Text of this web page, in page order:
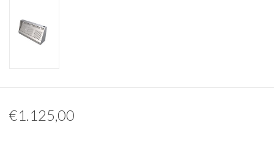
€1.125,00